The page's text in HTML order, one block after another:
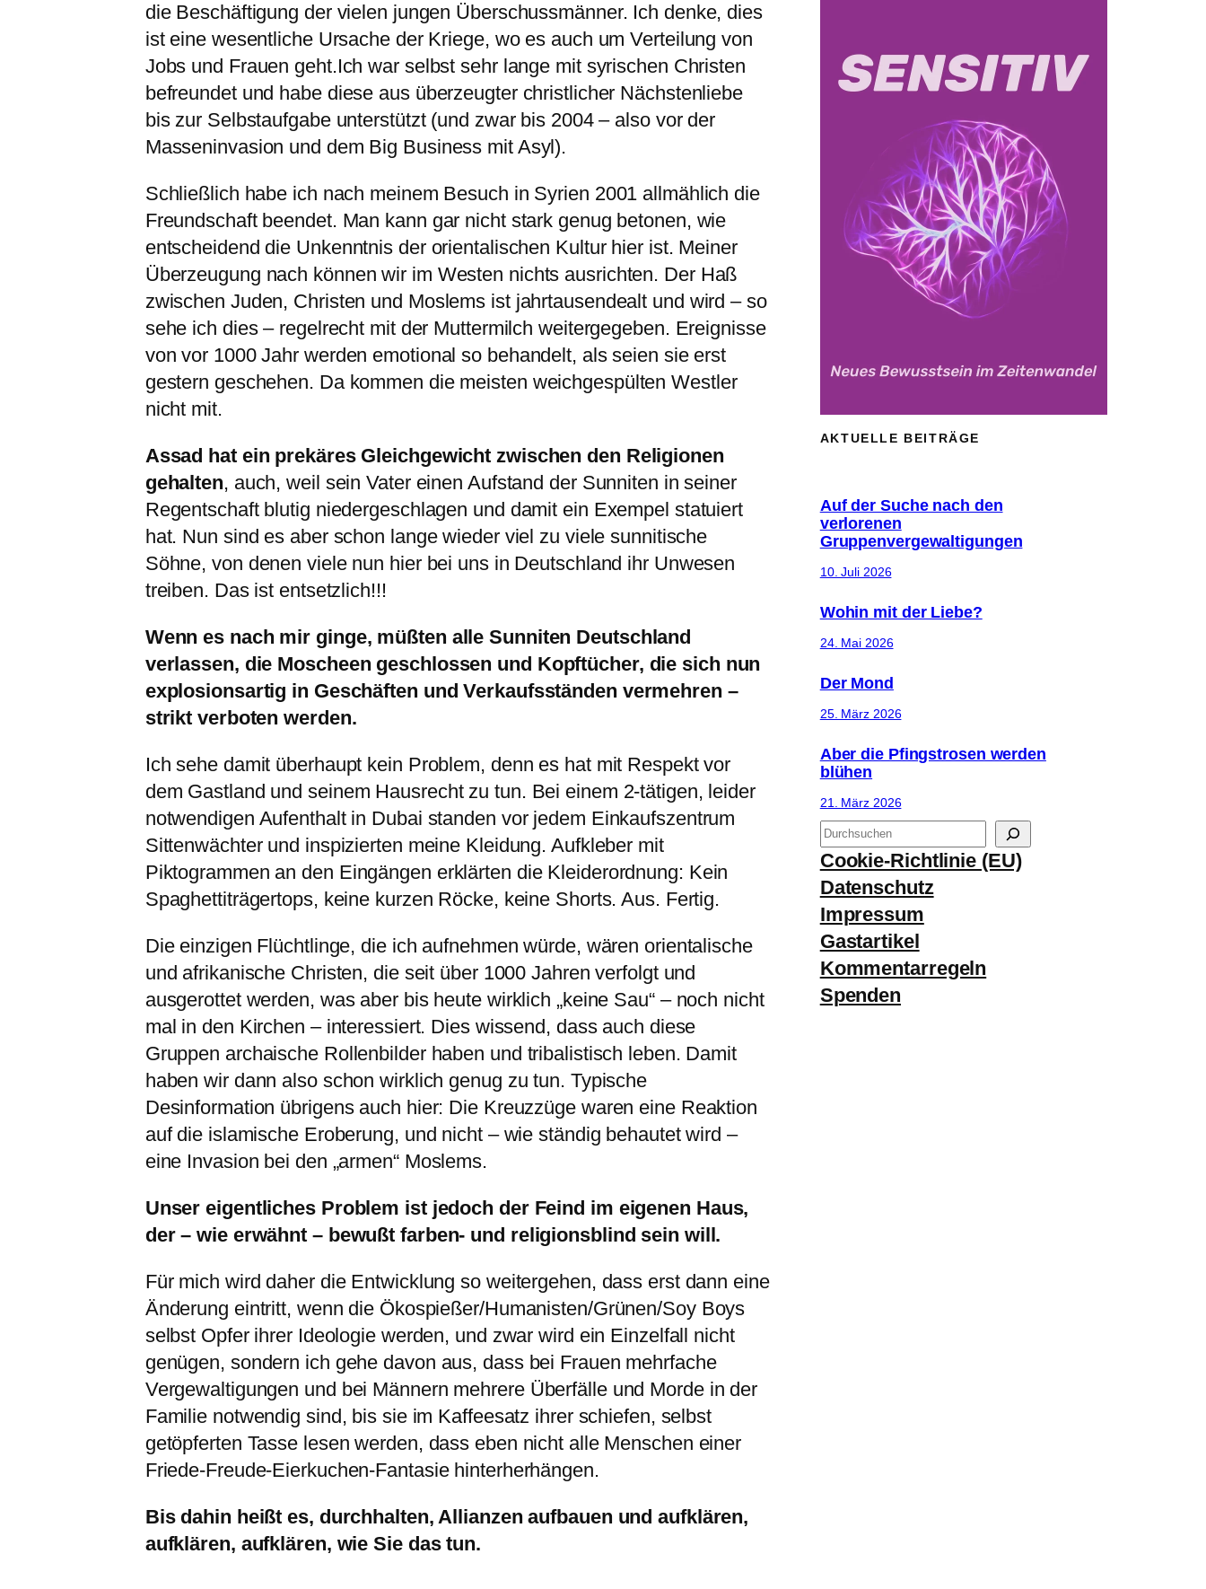
die Beschäftigung der vielen jungen Überschussmänner. Ich denke, dies
ist eine wesentliche Ursache der Kriege, wo es auch um Verteilung von
Jobs und Frauen geht.Ich war selbst sehr lange mit syrischen Christen
befreundet und habe diese aus überzeugter christlicher Nächstenliebe
bis zur Selbstaufgabe unterstützt (und zwar bis 2004 – also vor der
Masseninvasion und dem Big Business mit Asyl).
Schließlich habe ich nach meinem Besuch in Syrien 2001 allmählich die
Freundschaft beendet. Man kann gar nicht stark genug betonen, wie
entscheidend die Unkenntnis der orientalischen Kultur hier ist. Meiner
Überzeugung nach können wir im Westen nichts ausrichten. Der Haß
zwischen Juden, Christen und Moslems ist jahrtausendealt und wird – so
sehe ich dies – regelrecht mit der Muttermilch weitergegeben. Ereignisse
von vor 1000 Jahr werden emotional so behandelt, als seien sie erst
gestern geschehen. Da kommen die meisten weichgespülten Westler
nicht mit.
Assad hat ein prekäres Gleichgewicht zwischen den Religionen
gehalten, auch, weil sein Vater einen Aufstand der Sunniten in seiner
Regentschaft blutig niedergeschlagen und damit ein Exempel statuiert
hat. Nun sind es aber schon lange wieder viel zu viele sunnitische
Söhne, von denen viele nun hier bei uns in Deutschland ihr Unwesen
treiben. Das ist entsetzlich!!!
Wenn es nach mir ginge, müßten alle Sunniten Deutschland
verlassen, die Moscheen geschlossen und Kopftücher, die sich nun
explosionsartig in Geschäften und Verkaufsständen vermehren –
strikt verboten werden.
Ich sehe damit überhaupt kein Problem, denn es hat mit Respekt vor
dem Gastland und seinem Hausrecht zu tun. Bei einem 2-tätigen, leider
notwendigen Aufenthalt in Dubai standen vor jedem Einkaufszentrum
Sittenwächter und inspizierten meine Kleidung. Aufkleber mit
Piktogrammen an den Eingängen erklärten die Kleiderordnung: Kein
Spaghettiträgertops, keine kurzen Röcke, keine Shorts. Aus. Fertig.
Die einzigen Flüchtlinge, die ich aufnehmen würde, wären orientalische
und afrikanische Christen, die seit über 1000 Jahren verfolgt und
ausgerottet werden, was aber bis heute wirklich „keine Sau“ – noch nicht
mal in den Kirchen – interessiert. Dies wissend, dass auch diese
Gruppen archaische Rollenbilder haben und tribalistisch leben. Damit
haben wir dann also schon wirklich genug zu tun. Typische
Desinformation übrigens auch hier: Die Kreuzzüge waren eine Reaktion
auf die islamische Eroberung, und nicht – wie ständig behautet wird –
eine Invasion bei den „armen“ Moslems.
Unser eigentliches Problem ist jedoch der Feind im eigenen Haus,
der – wie erwähnt – bewußt farben- und religionsblind sein will.
Für mich wird daher die Entwicklung so weitergehen, dass erst dann eine
Änderung eintritt, wenn die Ökospießer/Humanisten/Grünen/Soy Boys
selbst Opfer ihrer Ideologie werden, und zwar wird ein Einzelfall nicht
genügen, sondern ich gehe davon aus, dass bei Frauen mehrfache
Vergewaltigungen und bei Männern mehrere Überfälle und Morde in der
Familie notwendig sind, bis sie im Kaffeesatz ihrer schiefen, selbst
getöpferten Tasse lesen werden, dass eben nicht alle Menschen einer
Friede-Freude-Eierkuchen-Fantasie hinterherhängen.
Bis dahin heißt es, durchhalten, Allianzen aufbauen und aufklären,
aufklären, aufklären, wie Sie das tun.
AKTUELLE BEITRÄGE
Auf der Suche nach den
verlorenen
Gruppenvergewaltigungen
10. Juli 2026
Wohin mit der Liebe?
24. Mai 2026
Der Mond
25. März 2026
Aber die Pfingstrosen werden
blühen
21. März 2026
S
u
c
h
e
n
Cookie-Richtlinie (EU)
Datenschutz
Impressum
Gastartikel
Kommentarregeln
Spenden